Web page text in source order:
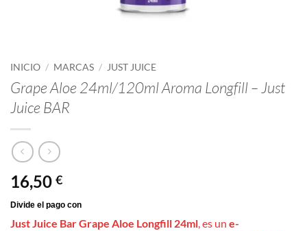
INICIO / MARCAS / JUST JUICE
Grape Aloe 24ml/120ml Aroma Longfill – Just
Juice BAR
16,50 €
Just Juice Bar Grape Aloe Longfill 24ml, es un e-